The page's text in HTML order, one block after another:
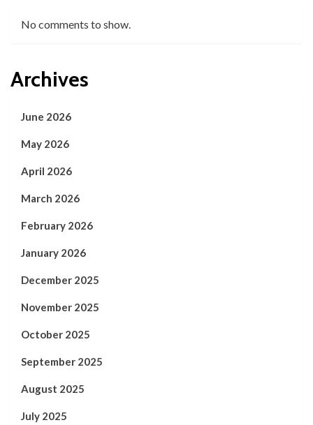
No comments to show.
Archives
June 2026
May 2026
April 2026
March 2026
February 2026
January 2026
December 2025
November 2025
October 2025
September 2025
August 2025
July 2025